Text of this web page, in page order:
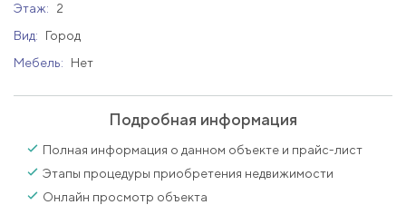
Этаж:
2
Вид:
Город
Мебель:
Нет
Подробная информация
Полная информация о данном объекте и прайс-лист
Этапы процедуры приобретения недвижимости
Онлайн просмотр объекта